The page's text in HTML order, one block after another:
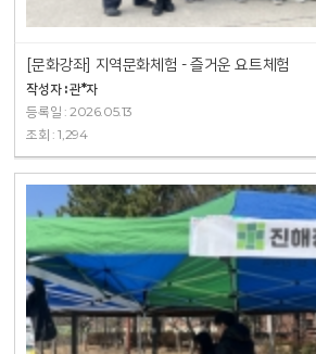
[문화강좌] 지역문화체험 - 즐거운 요트체험
작성자 : 관*자
등록일 : 2026.05.13
조회 : 1,294